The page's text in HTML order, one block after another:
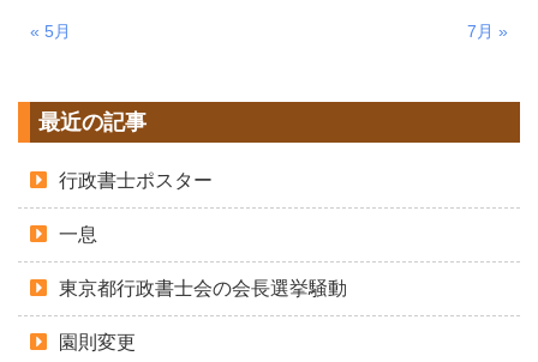
« 5月 7月 »
最近の記事
行政書士ポスター
一息
東京都行政書士会の会長選挙騒動
園則変更